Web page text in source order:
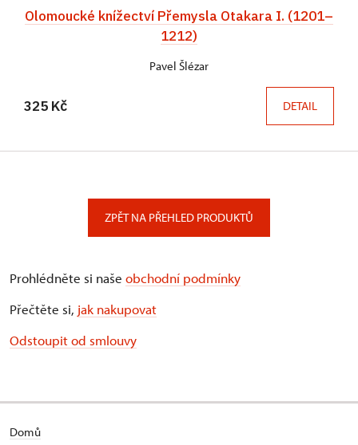
Olomoucké knížectví Přemysla Otakara I. (1201–
1212)
Pavel Šlézar
325 Kč DETAIL
ZPĚT NA PŘEHLED PRODUKTŮ
Prohlédněte si naše obchodní podmínky
Přečtěte si, jak nakupovat
Odstoupit od smlouvy
Domů